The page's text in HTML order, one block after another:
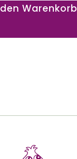
Warenkorb